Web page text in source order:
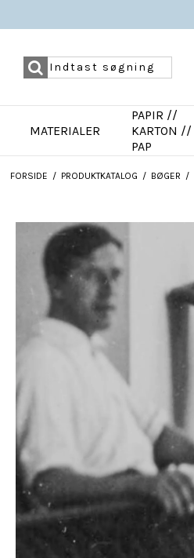
MATERIALER
PAPIR //
KARTON //
PAP
FORSIDE / PRODUKTKATALOG / BØGER /